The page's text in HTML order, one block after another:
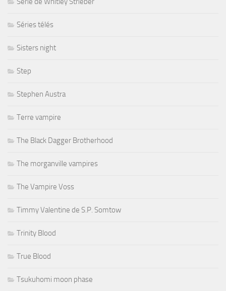
Séries télés
Sisters night
Step
Stephen Austra
Terre vampire
The Black Dagger Brotherhood
The morganville vampires
The Vampire Voss
Timmy Valentine de S.P. Somtow
Trinity Blood
True Blood
Tsukuhomi moon phase